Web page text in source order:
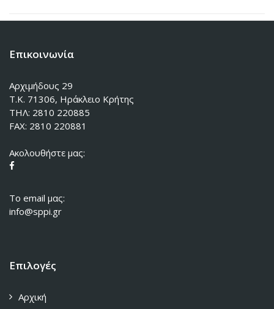
Επικοινωνία
Αρχιμήδους 29
Τ.Κ. 71306, Ηράκλειο Κρήτης
ΤΗΛ: 2810 220885
FAX: 2810 220881
Ακολουθήστε μας:
To email μας:
info@sppi.gr
Επιλογές
Αρχική